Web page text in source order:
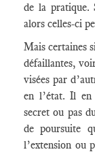
de la pratique.
alors celles-ci
Mais certaines
défaillantes,
visées par
en l’état. Il en
secret ou pas
de poursuite
l’extension ou